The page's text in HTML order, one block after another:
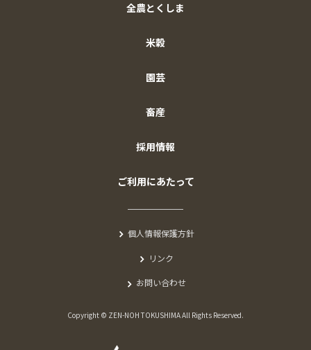
全農とくしま
米穀
園芸
畜産
採用情報
ご利用にあたって
Copyright © ZEN-NOH TOKUSHIMA All Rights Reserved.
個人情報保護方針
リンク
お問い合わせ